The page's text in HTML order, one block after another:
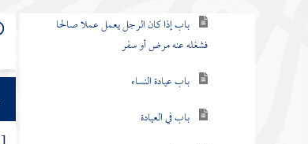
باب إذا كان الرجل يعمل عملا صالحا
فشغله عنه مرض أو سفر
باب عيادة النساء
باب في العيادة